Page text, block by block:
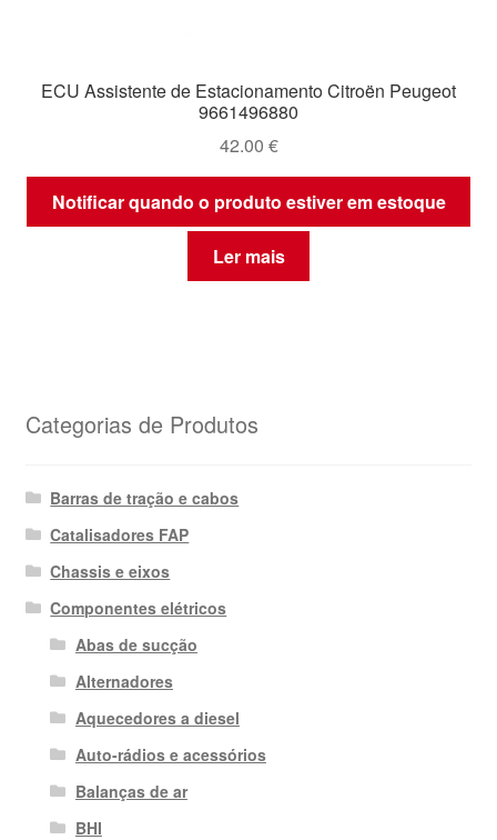
ECU Assistente de Estacionamento Citroën Peugeot
9661496880
42.00 €
Notificar quando o produto estiver em estoque
Ler mais
Categorias de Produtos
Barras de tração e cabos
Catalisadores FAP
Chassis e eixos
Componentes elétricos
Abas de sucção
Alternadores
Aquecedores a diesel
Auto-rádios e acessórios
Balanças de ar
BHI